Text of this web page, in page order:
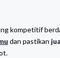
kompetitif
dan pastikan